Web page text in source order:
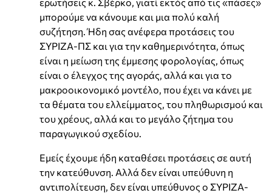
μπορούμε να κάνουμε και μια πολύ καλή
συζήτηση. Ήδη σας ανέφερα προτάσεις του
ΣΥΡΙΖΑ-ΠΣ και για την καθημερινότητα, όπως
είναι η μείωση της έμμεσης φορολογίας, όπως
είναι ο έλεγχος της αγοράς, αλλά και για το
μακροοικονομικό μοντέλο, που έχει να κάνει με
τα θέματα του ελλείμματος, του πληθωρισμού και
του χρέους, αλλά και το μεγάλο ζήτημα του
παραγωγικού σχεδίου.
Εμείς έχουμε ήδη καταθέσει προτάσεις σε αυτή
την κατεύθυνση. Αλλά δεν είναι υπεύθυνη η
αντιπολίτευση, δεν είναι υπεύθυνος ο ΣΥΡΙΖΑ-